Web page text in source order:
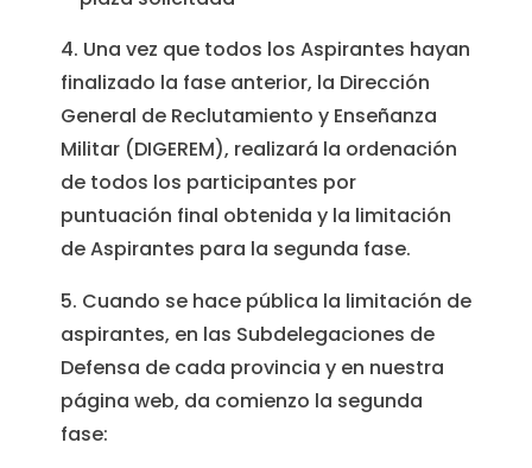
4. Una vez que todos los Aspirantes hayan
finalizado la fase anterior, la Dirección
General de Reclutamiento y Enseñanza
Militar (DIGEREM), realizará la ordenación
de todos los participantes por
puntuación final obtenida y la limitación
de Aspirantes para la segunda fase.
5. Cuando se hace pública la limitación de
aspirantes, en las Subdelegaciones de
Defensa de cada provincia y en nuestra
página web, da comienzo la segunda
fase: